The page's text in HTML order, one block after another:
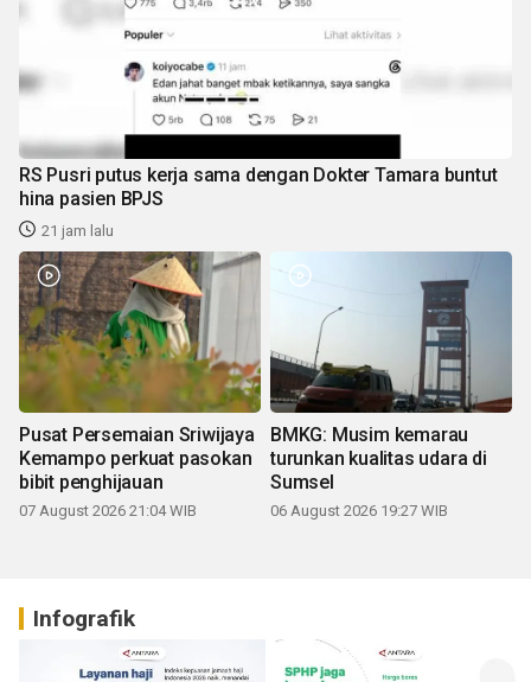
RS Pusri putus kerja sama dengan Dokter Tamara buntut
hina pasien BPJS
21 jam lalu
Pusat Persemaian Sriwijaya
Kemampo perkuat pasokan
bibit penghijauan
07 August 2026 21:04 WIB
BMKG: Musim kemarau
turunkan kualitas udara di
Sumsel
06 August 2026 19:27 WIB
Infografik